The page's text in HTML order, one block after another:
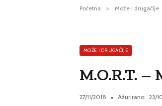
Početna » Može i drugačije
MOŽE I DRUGAČIJE
M.O.R.T. –
27/11/2018 Ažurirano: 23/